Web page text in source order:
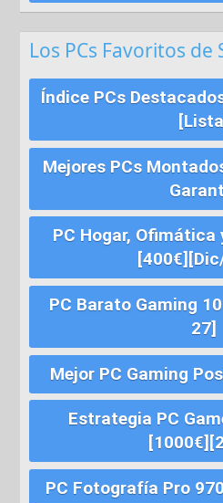
Los PCs Favoritos de
Índice PCs
Mejores PCs
PC Hogar, Ofimática
PC Barato Gaming
27]
Mejor PC Gaming
Estrategia PC
PC Fotografía Pro